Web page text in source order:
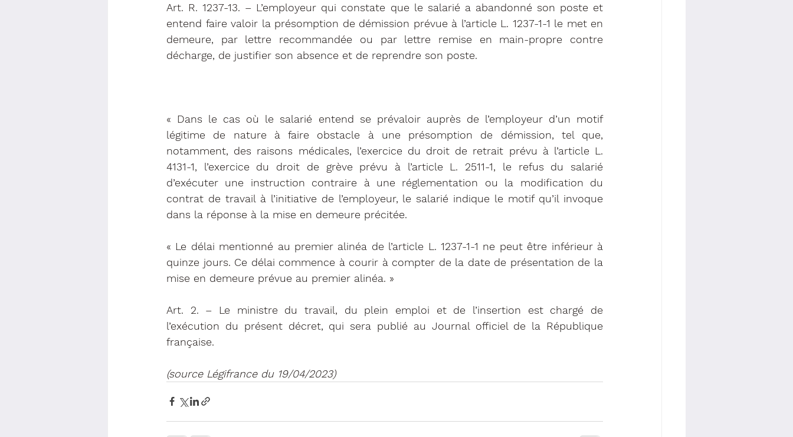
Art. R. 1237-13. – L’employeur qui constate que le salarié a abandonné son poste et
entend faire valoir la présomption de démission prévue à l’article L. 1237-1-1 le met en
demeure, par lettre recommandée ou par lettre remise en main-propre contre
décharge, de justifier son absence et de reprendre son poste.
« Dans le cas où le salarié entend se prévaloir auprès de l’employeur d’un motif
légitime de nature à faire obstacle à une présomption de démission, tel que,
notamment, des raisons médicales, l’exercice du droit de retrait prévu à l’article L.
4131-1, l’exercice du droit de grève prévu à l’article L. 2511-1, le refus du salarié
d’exécuter une instruction contraire à une réglementation ou la modification du
contrat de travail à l’initiative de l’employeur, le salarié indique le motif qu’il invoque
dans la réponse à la mise en demeure précitée.
« Le délai mentionné au premier alinéa de l’article L. 1237-1-1 ne peut être inférieur à
quinze jours. Ce délai commence à courir à compter de la date de présentation de la
mise en demeure prévue au premier alinéa. »
Art. 2. – Le ministre du travail, du plein emploi et de l’insertion est chargé de
l’exécution du présent décret, qui sera publié au Journal officiel de la République
française.
(source Légifrance du 19/04/2023)